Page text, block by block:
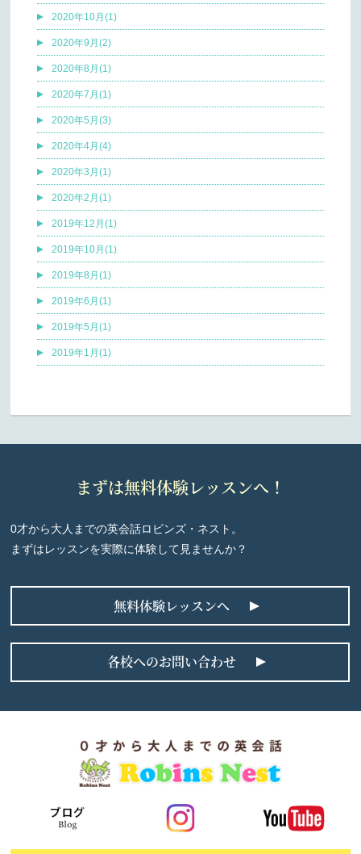
2020年10月(1)
2020年9月(2)
2020年8月(1)
2020年7月(1)
2020年5月(3)
2020年4月(4)
2020年3月(1)
2020年2月(1)
2019年12月(1)
2019年10月(1)
2019年8月(1)
2019年6月(1)
2019年5月(1)
2019年1月(1)
まずは無料体験レッスンへ！
0才から大人までの英会話ロビンズ・ネスト。
まずはレッスンを実際に体験して見ませんか？
無料体験レッスンへ
各校へのお問い合わせ